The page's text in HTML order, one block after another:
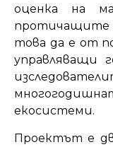
оценка на
протичащите
това да е от
управляващи
екосистеми.
Проектът e